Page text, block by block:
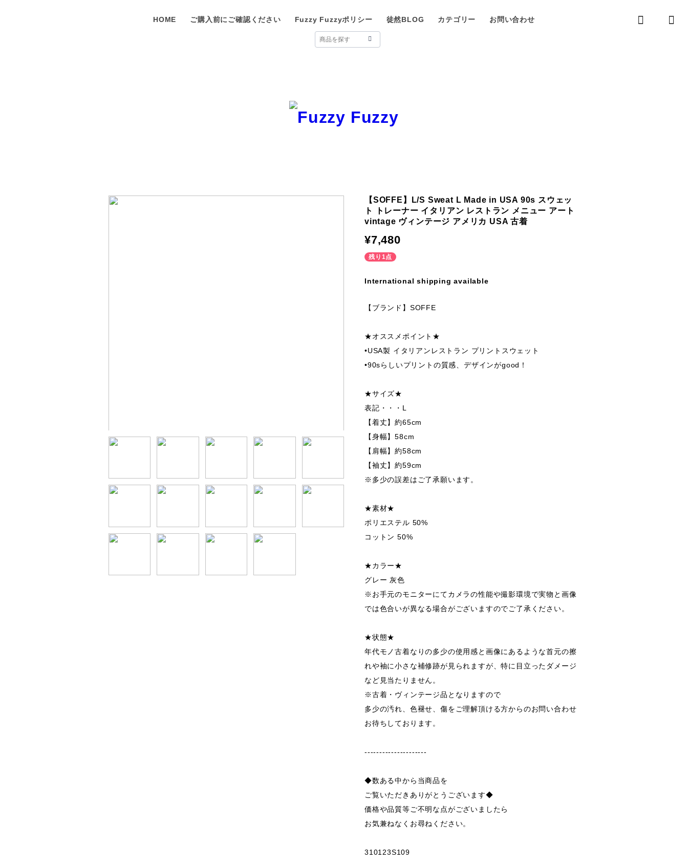
HOME ご購入前にご確認ください Fuzzy Fuzzyポリシー 徒然BLOG カテゴリー お問い合わせ
【SOFFE】L/S Sweat L Made in USA 90s スウェッ
ト トレーナー イタリアン レストラン メニュー アート
vintage ヴィンテージ アメリカ USA 古着
¥7,480
残り1点
International shipping available
【ブランド】SOFFE
★オススメポイント★
•USA製 イタリアンレストラン プリントスウェット
•90sらしいプリントの質感、デザインがgood！
★サイズ★
表記・・・L
【着丈】約65cm
【身幅】58cm
【肩幅】約58cm
【袖丈】約59cm
※多少の誤差はご了承願います。
★素材★
ポリエステル 50%
コットン 50%
★カラー★
グレー 灰色
※お手元のモニターにてカメラの性能や撮影環境で実物と画像
では色合いが異なる場合がございますのでご了承ください。
★状態★
年代モノ古着なりの多少の使用感と画像にあるような首元の擦
れや袖に小さな補修跡が見られますが、特に目立ったダメージ
など見当たりません。
※古着・ヴィンテージ品となりますので
多少の汚れ、色褪せ、傷をご理解頂ける方からのお問い合わせ
お待ちしております。
---------------------
◆数ある中から当商品を
ご覧いただきありがとうございます◆
価格や品質等ご不明な点がございましたら
お気兼ねなくお尋ねください。
310123S109